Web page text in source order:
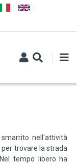
nell'attività
per trovare la strada
tempo libero ha